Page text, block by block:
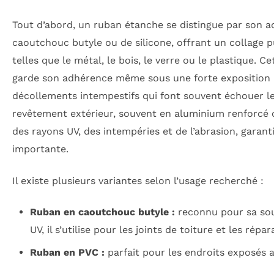
Tout d’abord, un ruban étanche se distingue par son
caoutchouc butyle ou de silicone, offrant un collage
telles que le métal, le bois, le verre ou le plastique.
garde son adhérence même sous une forte exposition
décollements intempestifs qui font souvent échouer
revêtement extérieur, souvent en aluminium renforcé
des rayons UV, des intempéries et de l’abrasion,
importante.
Il existe plusieurs variantes selon l’usage recherché :
Ruban en caoutchouc butyle : reconnu pour sa
UV, il s’utilise pour les joints de toiture et les
Ruban en PVC : parfait pour les endroits exposés